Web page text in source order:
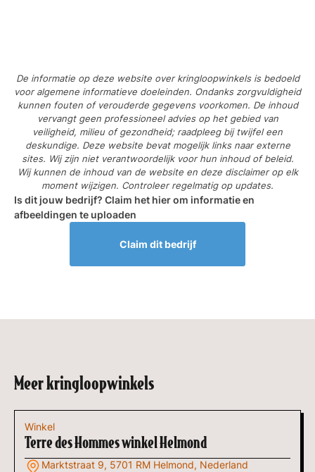
De informatie op deze website over kringloopwinkels is bedoeld
voor algemene informatieve doeleinden. Ondanks zorgvuldigheid
kunnen fouten of verouderde gegevens voorkomen. De inhoud
vervangt geen professioneel advies op het gebied van
veiligheid, milieu of gezondheid; raadpleeg bij twijfel een
deskundige. Deze website bevat mogelijk links naar externe
sites. Wij zijn niet verantwoordelijk voor hun inhoud of beleid.
Wij kunnen de inhoud van de website en deze disclaimer op elk
moment wijzigen. Controleer regelmatig op updates.
Is dit jouw bedrijf? Claim het hier om informatie en
afbeeldingen te uploaden
Claim dit bedrijf
Meer kringloopwinkels
Winkel
Terre des Hommes winkel Helmond
Marktstraat 9, 5701 RM Helmond, Nederland